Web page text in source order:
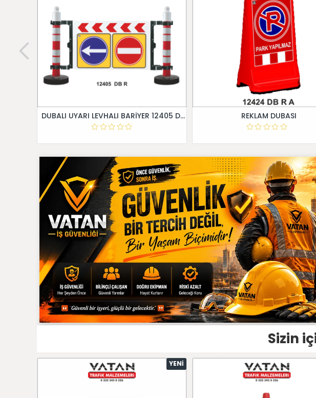
DUBALI UYARI LEVHALI BARİYER 12405 DB R REKLAM DUBASI
Sizin
YENI